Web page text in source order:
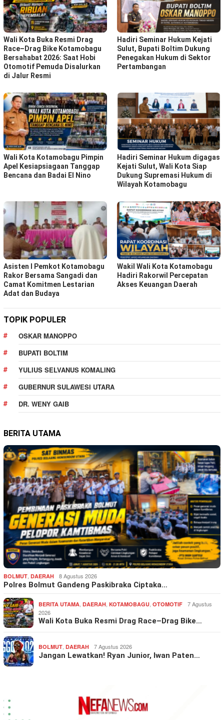
Wali Kota Buka Resmi Drag
Race–Drag Bike Kotamobagu
Bersahabat 2026: Saat Hobi
Otomotif Pemuda Disalurkan
di Jalur Resmi
Hadiri Seminar Hukum Kejati
Sulut, Bupati Boltim Dukung
Penegakan Hukum di Sektor
Pertambangan
Wali Kota Kotamobagu Pimpin
Apel Kesiapsiagaan Tanggap
Bencana dan Badai El Nino
Hadiri Seminar Hukum digagas
Kejati Sulut, Wali Kota Siap
Dukung Supremasi Hukum di
Wilayah Kotamobagu
Asisten I Pemkot Kotamobagu
Rakor Bersama Sangadi dan
Camat Komitmen Lestarian
Adat dan Budaya
Wakil Wali Kota Kotamobagu
Hadiri Rakorwil Percepatan
Akses Keuangan Daerah
TOPIK POPULER
OSKAR MANOPPO
BUPATI BOLTIM
YULIUS SELVANUS KOMALING
GUBERNUR SULAWESI UTARA
DR. WENY GAIB
BERITA UTAMA
BOLMUT, DAERAH 8 Agustus 2026
Polres Bolmut Gandeng Paskibraka Ciptaka…
BERITA UTAMA, DAERAH, KOTAMOBAGU, OTOMOTIF
7 Agustus
2026
Wali Kota Buka Resmi Drag Race–Drag Bike…
BOLMUT, DAERAH 7 Agustus 2026
Jangan Lewatkan! Ryan Junior, Iwan Paten…